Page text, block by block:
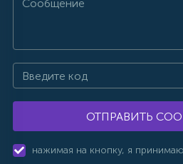
ОТПРАВИТЬ
нажимая на кнопку, я